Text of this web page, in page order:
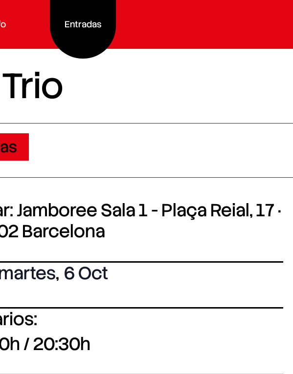
Entradas
Jamboree Sala 1 - Plaça Reial, 17 ·
Barcelona
, 6 Oct
/ 20:30h